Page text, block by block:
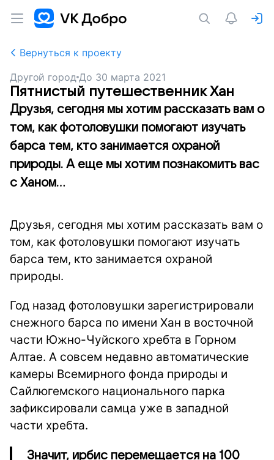
Вернуться к проекту
Другой город До 30 марта 2021
Пятнистый путешественник Хан
Друзья, сегодня мы хотим рассказать вам о
том, как фотоловушки помогают изучать
барса тем, кто занимается охраной
природы. А еще мы хотим познакомить вас
с Ханом...
Друзья, сегодня мы хотим рассказать вам о
том, как фотоловушки помогают изучать
барса тем, кто занимается охраной
природы.
Год назад фотоловушки зарегистрировали
снежного барса по имени Хан в восточной
части Южно-Чуйского хребта в Горном
Алтае. А совсем недавно автоматические
камеры Всемирного фонда природы и
Сайлюгемского национального парка
зафиксировали самца уже в западной
части хребта.
Значит, ирбис перемещается на 100